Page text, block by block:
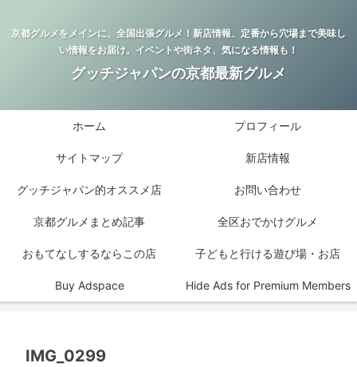
京都グルメをメインに、全国出張グルメ！新店情報、定番から穴場まで美味し
い情報をお届け。イベントや街ネタ、気になる情報も！
グッチジャパンの京都最新グルメ
ホーム プロフィール
サイトマップ 新店情報
グッチジャパン的オススメ店 お問い合わせ
京都グルメまとめ記事 全区おでかけグルメ
おもてなしするならこの店 子どもと行ける遊び場・お店
Buy Adspace Hide Ads for Premium Members
IMG_0299